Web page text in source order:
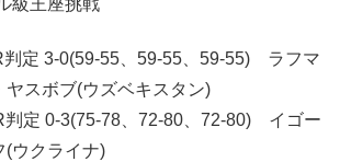
定 3-0(59-55、59-55、59-55) ラフマ
ヤスボブ(ウズベキスタン)
定 0-3(75-78、72-80、72-80) イゴー
(ウクライナ)